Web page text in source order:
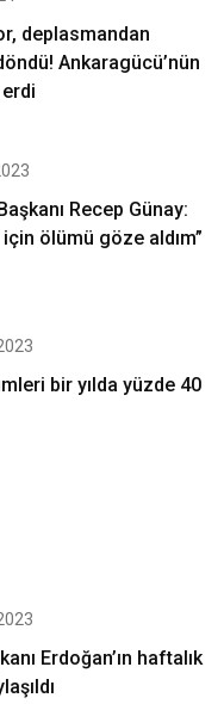
deplasmandan
Ankaragücü’nün
Recep Günay:
ölümü göze aldım”
bir yılda yüzde 40
Erdoğan’ın haftalık